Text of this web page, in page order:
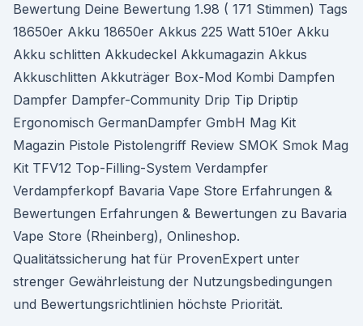
Bewertung Deine Bewertung 1.98 ( 171 Stimmen) Tags
18650er Akku 18650er Akkus 225 Watt 510er Akku
Akku schlitten Akkudeckel Akkumagazin Akkus
Akkuschlitten Akkuträger Box-Mod Kombi Dampfen
Dampfer Dampfer-Community Drip Tip Driptip
Ergonomisch GermanDampfer GmbH Mag Kit
Magazin Pistole Pistolengriff Review SMOK Smok Mag
Kit TFV12 Top-Filling-System Verdampfer
Verdampferkopf Bavaria Vape Store Erfahrungen &
Bewertungen Erfahrungen & Bewertungen zu Bavaria
Vape Store (Rheinberg), Onlineshop.
Qualitätssicherung hat für ProvenExpert unter
strenger Gewährleistung der Nutzungsbedingungen
und Bewertungsrichtlinien höchste Priorität.